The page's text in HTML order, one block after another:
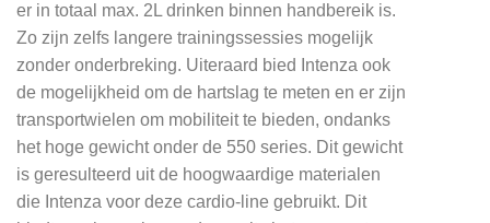
er in totaal max. 2L drinken binnen handbereik is.
Zo zijn zelfs langere trainingssessies mogelijk
zonder onderbreking. Uiteraard bied Intenza ook
de mogelijkheid om de hartslag te meten en er zijn
transportwielen om mobiliteit te bieden, ondanks
het hoge gewicht onder de 550 series. Dit gewicht
is geresulteerd uit de hoogwaardige materialen
die Intenza voor deze cardio-line gebruikt. Dit